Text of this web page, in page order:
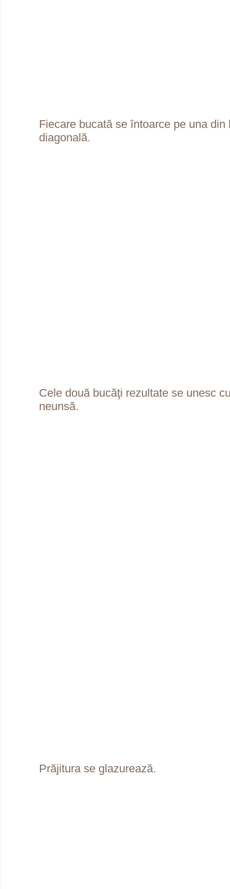
Fiecare bucată se întoarce pe una din
diagonală.
Cele două bucăţi rezultate se unesc
neunsă.
Prăjitura se glazurează.